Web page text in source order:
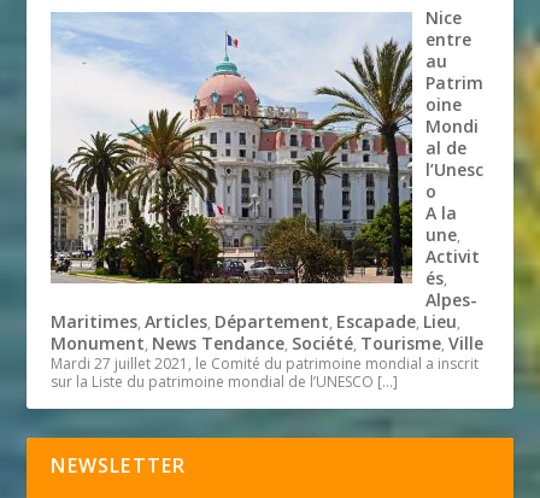
Nice
entre
au
Patrim
oine
Mondi
al de
l’Unesc
o
A la
une,
Activit
és,
Alpes-
Maritimes,Articles, Département, Escapade, Lieu,
Monument, News Tendance, Société, Tourisme,Ville
Mardi 27 juillet 2021, le Comité du patrimoine mondial a inscrit
sur la Liste du patrimoine mondial de l’UNESCO […]
NEWSLETTER